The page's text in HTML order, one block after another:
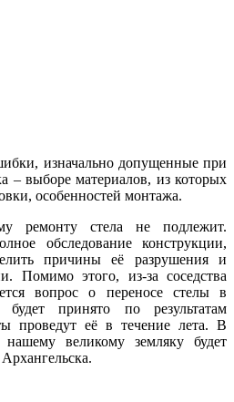
изначально допущенные при
– выборе материалов, из которых
особенностей монтажа.
ремонту стела не подлежит.
обследование конструкции,
причины её разрушения и
Помимо этого, из-за соседства
вопрос о переносе стелы в
принято по результатам
проведут её в течение лета. В
великому земляку будет